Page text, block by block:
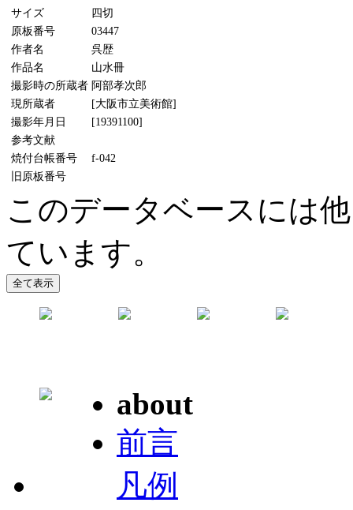
サイズ
四切
原板番号
03447
作者名
呉歴
作品名
山水冊
撮影時の所蔵者 阿部孝次郎
現所蔵者
[大阪市立美術館]
撮影年月日
[19391100]
参考文献
焼付台帳番号
f-042
旧原板番号
このデータベースには
ています。
about
前言
凡例